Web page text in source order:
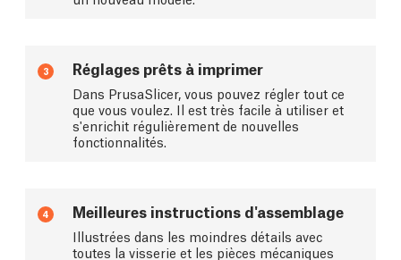
3 Réglages prêts à imprimer
Dans PrusaSlicer, vous pouvez régler tout ce
que vous voulez. Il est très facile à utiliser et
s'enrichit régulièrement de nouvelles
fonctionnalités.
4 Meilleures instructions d'assemblage
Illustrées dans les moindres détails avec
toutes la visserie et les pièces mécaniques